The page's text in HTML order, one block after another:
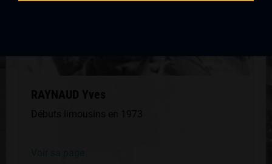
RAYNAUD Yves
Débuts limousins en 1973